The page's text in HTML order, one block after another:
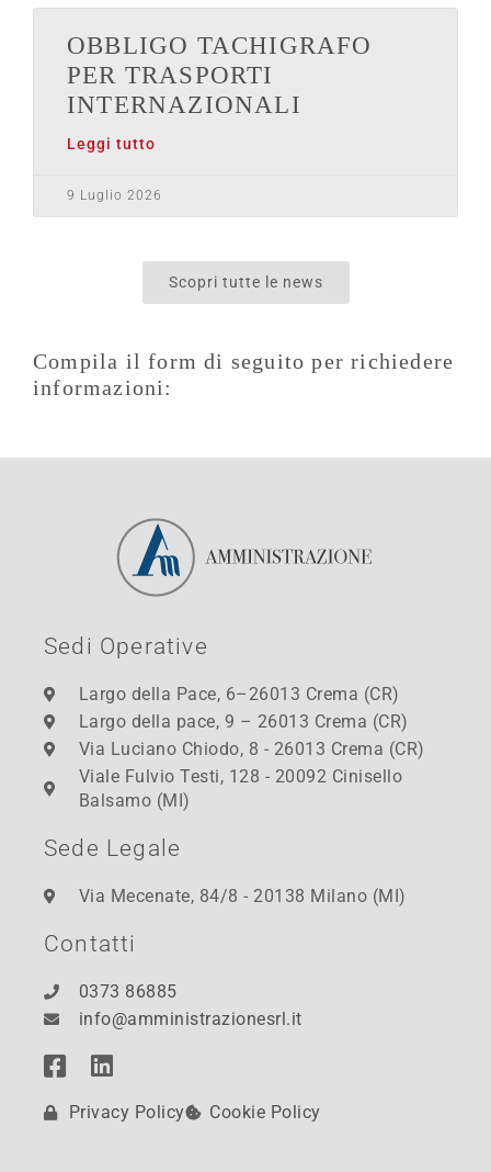
OBBLIGO TACHIGRAFO
PER TRASPORTI
INTERNAZIONALI
Leggi tutto
9 Luglio 2026
Scopri tutte le news
Compila il form di seguito per richiedere
informazioni:
Sedi Operative
Largo della Pace, 6–26013 Crema (CR)
Largo della pace, 9 – 26013 Crema (CR)
Via Luciano Chiodo, 8 - 26013 Crema (CR)
Viale Fulvio Testi, 128 - 20092 Cinisello
Balsamo (MI)
Sede Legale
Via Mecenate, 84/8 - 20138 Milano (MI)
Contatti
0373 86885
info@amministrazionesrl.it
Privacy Policy Cookie Policy